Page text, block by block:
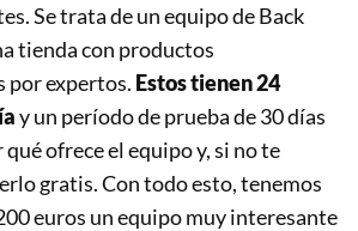
Se trata de un equipo de Back
tienda con productos
por expertos. Estos tienen 24
y un período de prueba de 30 días
ofrece el equipo y, si no te
gratis. Con todo esto, tenemos
euros un equipo muy interesante